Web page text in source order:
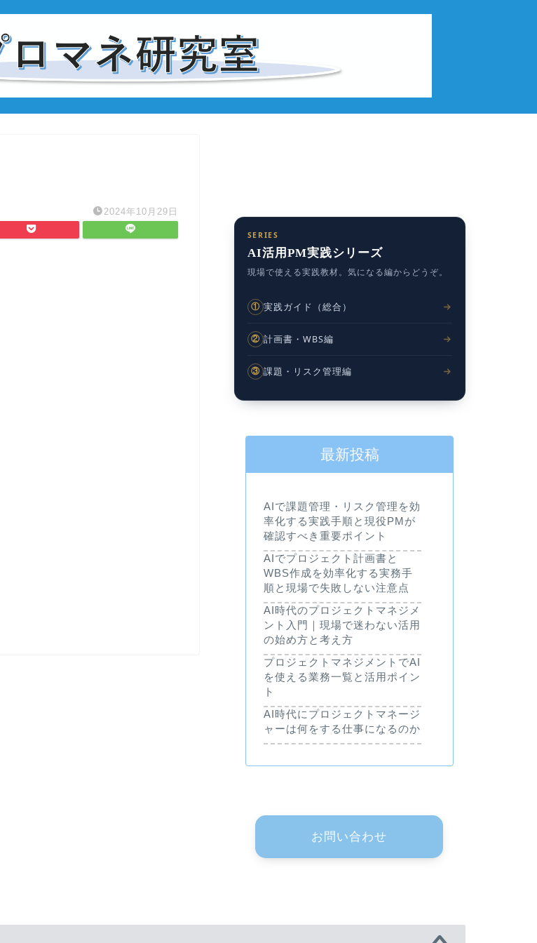
2024年10月29日
SERIES
AI活用PM実践シリーズ
現場で使える実践教材。気になる編からどうぞ。
① 実践ガイド（総合）
② 計画書・WBS編
③ 課題・リスク管理編
最新投稿
AIで課題管理・リスク管理を効
率化する実践手順と現役PMが
確認すべき重要ポイント
AIでプロジェクト計画書と
WBS作成を効率化する実務手
順と現場で失敗しない注意点
AI時代のプロジェクトマネジメ
ント入門｜現場で迷わない活用
の始め方と考え方
プロジェクトマネジメントでAI
を使える業務一覧と活用ポイン
ト
AI時代にプロジェクトマネージ
ャーは何をする仕事になるのか
お問い合わせ